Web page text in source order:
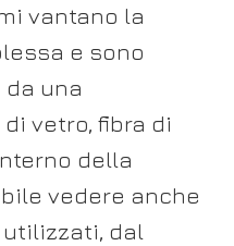
vantano la
e sono
una
vetro, fibra di
della
vedere anche
dal